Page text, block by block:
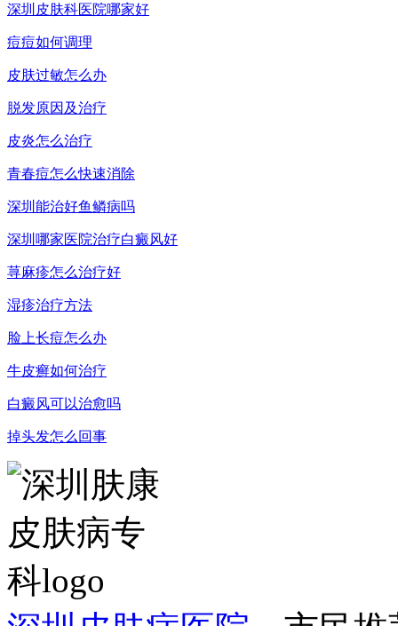
深圳皮肤科医院哪家好
痘痘如何调理
皮肤过敏怎么办
脱发原因及治疗
皮炎怎么治疗
青春痘怎么快速消除
深圳能治好鱼鳞病吗
深圳哪家医院治疗白癜风好
荨麻疹怎么治疗好
湿疹治疗方法
脸上长痘怎么办
牛皮癣如何治疗
白癜风可以治愈吗
掉头发怎么回事